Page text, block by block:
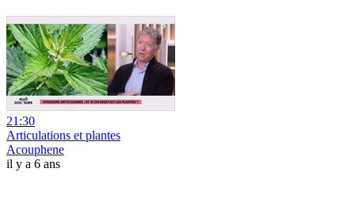
21:30
Articulations et plantes
Acouphene
il y a 6 ans